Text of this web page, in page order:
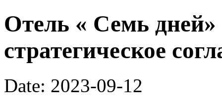
Отель « Семь
стратегическое
Date: 2023-09-12